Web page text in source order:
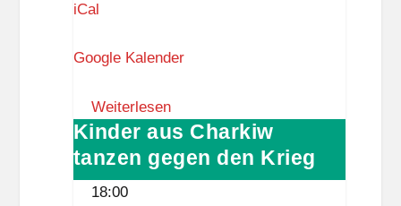
u
S
t
e
g
iCal
Google Kalender
Weiterlesen
Kinder
aus
Charkiw
Kinder aus Charkiw
tanzen gegen den Krieg
18:00